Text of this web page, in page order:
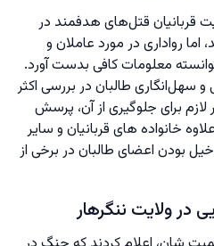
قربانیان قتل‌های هدفمند در
اما رواداری در مورد عاملان و
معلومات کافی بدست آورد.
سهل‌انگاری طالبان در بررسی اکثر
لازم برای جلوگیری از آن، پرسش
خانواده های قربانیان و سایر
بودن اعضای طالبان در برخی از
در ولایت ننگرهار